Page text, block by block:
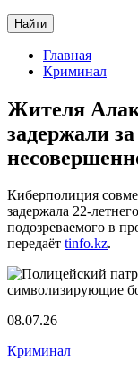
Найти
Главная
Криминал
Жителя
задержали
Киберполиция
задержала 22-
подозреваемого в
передаёт tinfo.kz.
08.07.26
Криминал